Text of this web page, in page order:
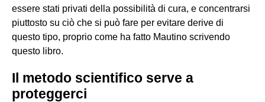
essere stati privati della possibilità di cura, e concentrarsi
piuttosto su ciò che si può fare per evitare derive di
questo tipo, proprio come ha fatto Mautino scrivendo
questo libro.
Il metodo scientifico serve a
proteggerci